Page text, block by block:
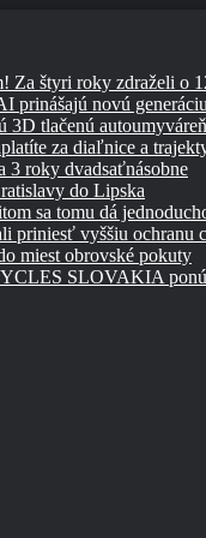
Za štyri roky zdraželi o
prinášajú novú
3D tlačenú
za diaľnice a
3 roky dvadsaťnásobne
do Lipska
sa tomu dá
priniesť vyššiu ochranu
miest obrovské pokuty
SLOVAKIA